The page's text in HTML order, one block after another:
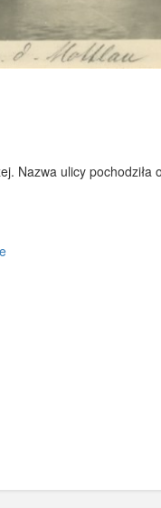
Nazwa ulicy